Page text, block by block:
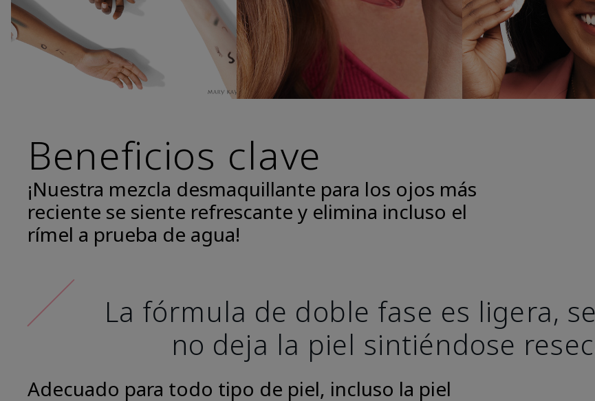
Beneficios clave
¡Nuestra mezcla desmaquillante para los ojos más
reciente se siente refrescante y elimina incluso el
rímel a prueba de agua!
La fórmula de doble fase es ligera,
no deja la piel sintiéndose
Adecuado para todo tipo de piel, incluso la piel